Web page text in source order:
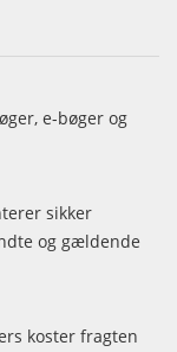
e-bøger og
sikker
og gældende
koster fragten